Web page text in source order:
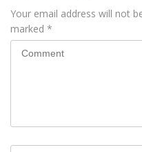
Your email address will not
marked *